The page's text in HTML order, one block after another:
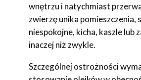
wnętrzu i natychmiast
zwierzę unika pomieszczenia,
niespokojne, kicha, kaszle lub
inaczej niż zwykle.
Szczególnej ostrożności